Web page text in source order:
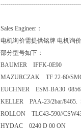
Sales Engineer：
电机询价需提供铭牌 电机询
部分型号如下：
BAUMER IFFK-0E90
MAZURCZAK TF 22-60/
EUCHNER ESM-BA30
KELLER PAA-23/2bar/8465.
ROLLON TLC43-590//
HYDAC 0240 D 00 ON